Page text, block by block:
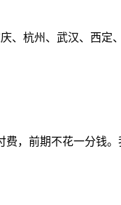
、杭州、武汉、西
，前期不花一分钱